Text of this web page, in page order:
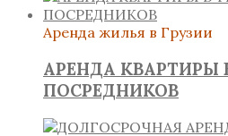
Аренда жилья в Грузии
АРЕНДА КВАРТИРЫ
ПОСРЕДНИКОВ